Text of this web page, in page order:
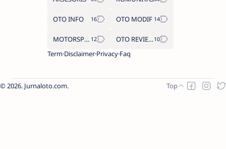
OTO INFO OTO MODIF
MOTORSPORT
OTO REVIEW
Term Disclaimer Privacy Faq
2026. Jurnaloto.com.